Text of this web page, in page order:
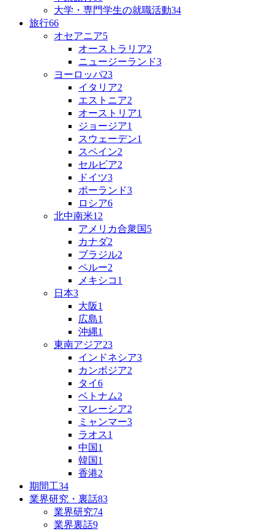
大学・専門学生の就職活動34
旅行66
オセアニア5
オーストラリア2
ニュージーランド3
ヨーロッパ23
イタリア2
エストニア2
オーストリア1
ジョージア1
スウェーデン1
スペイン2
セルビア2
ドイツ3
ポーランド3
ロシア6
北中南米12
アメリカ合衆国5
カナダ2
ブラジル2
ペルー2
メキシコ 1
日本3
大阪1
広島1
沖縄1
東南アジア23
インドネシア3
カンボジア2
タイ6
ベトナム2
マレーシア2
ミャンマー3
ラオス1
中国1
韓国1
香港2
期間工34
業界研究・裏話83
業界研究74
業界裏話9